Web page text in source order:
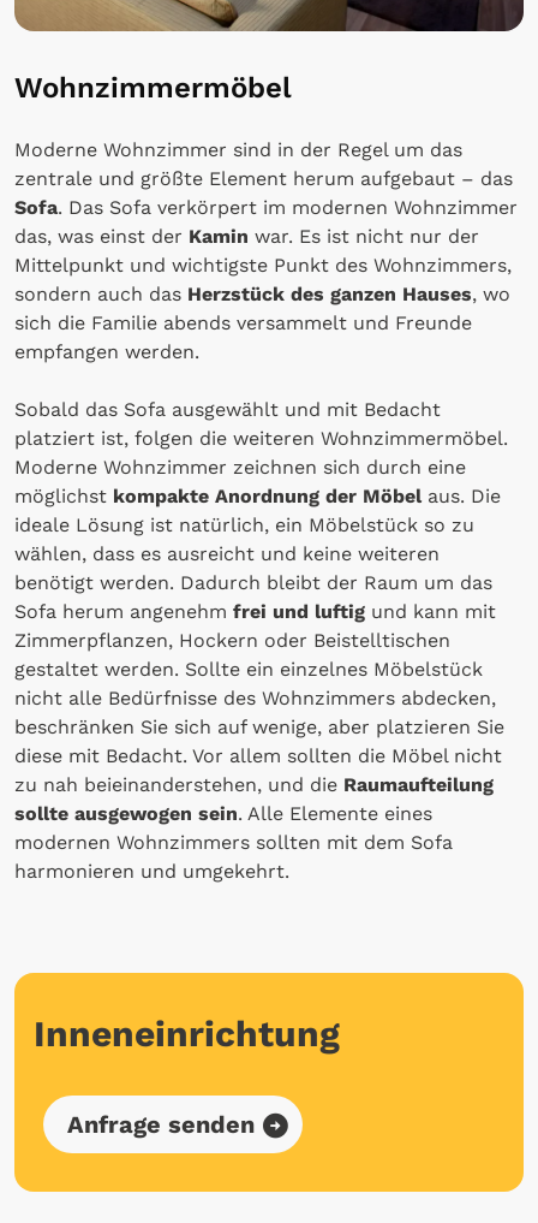
Wohnzimmermöbel
Moderne Wohnzimmer sind in der Regel um das
zentrale und größte Element herum aufgebaut – das
Sofa. Das Sofa verkörpert im modernen Wohnzimmer
das, was einst der Kamin war. Es ist nicht nur der
Mittelpunkt und wichtigste Punkt des Wohnzimmers,
sondern auch das Herzstück des ganzen Hauses, wo
sich die Familie abends versammelt und Freunde
empfangen werden.
Sobald das Sofa ausgewählt und mit Bedacht
platziert ist, folgen die weiteren Wohnzimmermöbel.
Moderne Wohnzimmer zeichnen sich durch eine
möglichst kompakte Anordnung der Möbelaus. Die
ideale Lösung ist natürlich, ein Möbelstück so zu
wählen, dass es ausreicht und keine weiteren
benötigt werden. Dadurch bleibt der Raum um das
Sofa herum angenehm frei und luftig und kann mit
Zimmerpflanzen, Hockern oder Beistelltischen
gestaltet werden. Sollte ein einzelnes Möbelstück
nicht alle Bedürfnisse des Wohnzimmers abdecken,
beschränken Sie sich auf wenige, aber platzieren Sie
diese mit Bedacht. Vor allem sollten die Möbel nicht
zu nah beieinanderstehen, und die Raumaufteilung
sollte ausgewogen sein. Alle Elemente eines
modernen Wohnzimmers sollten mit dem Sofa
harmonieren und umgekehrt.
Inneneinrichtung
Anfrage senden